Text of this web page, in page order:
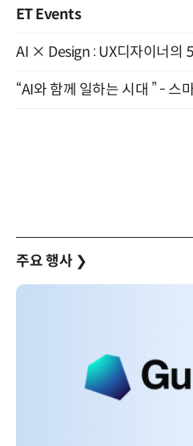
ET Events
주요 행사 ❯